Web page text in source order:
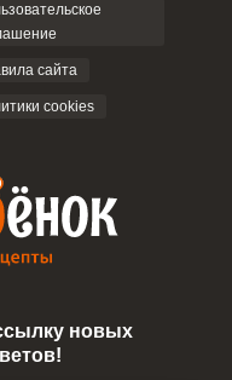
сайта
cookies
новых